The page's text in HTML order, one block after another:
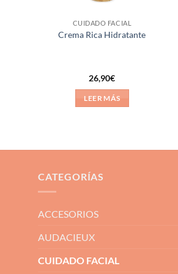
CUIDADO FACIAL
Crema Rica Hidratante
26,90€
LEER MÁS
CATEGORÍAS
ACCESORIOS
AUDACIEUX
CUIDADO FACIAL